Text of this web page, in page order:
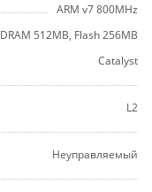
ARM v7 800MHz
DRAM 512MB, Flash 256MB
Catalyst
L2
Неуправляемый